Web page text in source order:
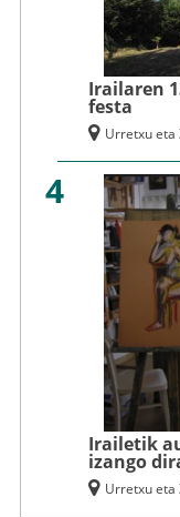
Irailaren
festa
Urretxu eta
4
Irailetik
izango
Urretxu eta